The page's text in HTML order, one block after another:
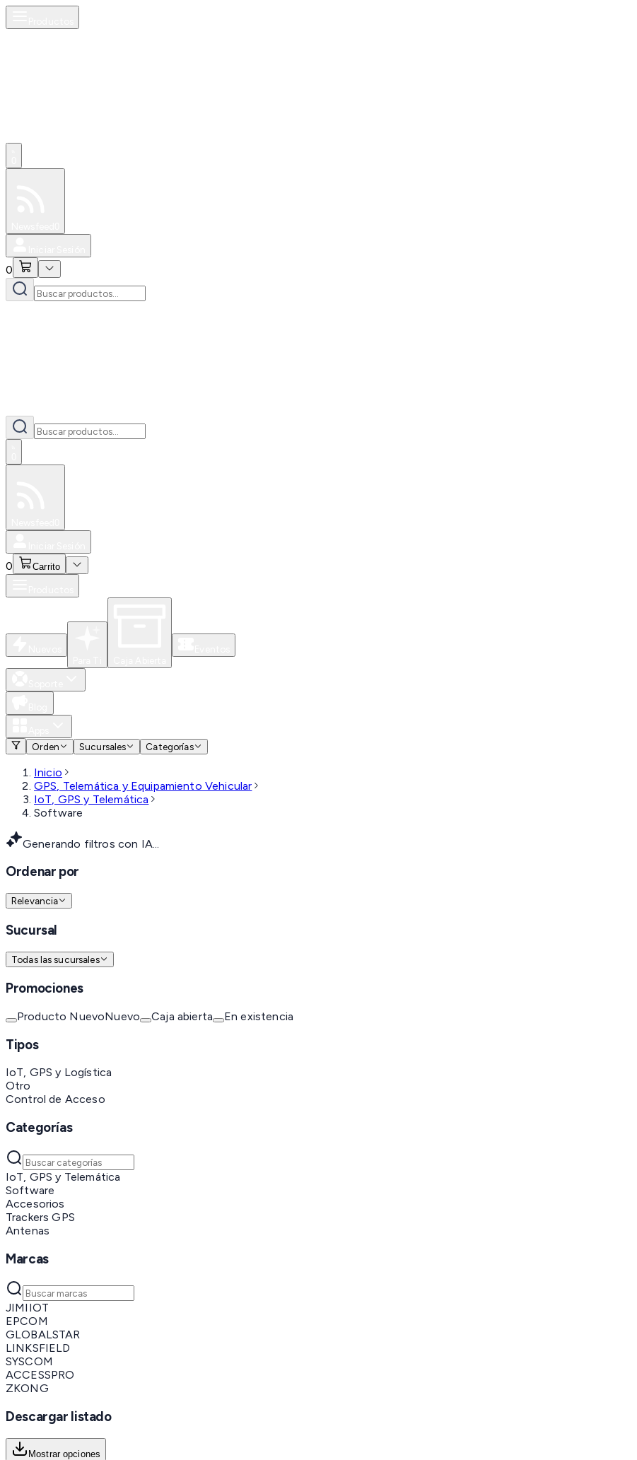
0
0 Carrito
Orden
Sucursales Categorías
Inicio
GPS, Telemática y Equipamiento Vehicular
IoT, GPS y Telemática
Software
Generando filtros con IA...
Ordenar por
Relevancia
Sucursal
Todas las sucursales
Promociones
Producto NuevoNuevo Caja abierta En existencia
Tipos
IoT, GPS y Logística
Otro
Control de Acceso
Categorías
IoT, GPS y Telemática
Software
Accesorios
Trackers GPS
Antenas
Marcas
JIMIIOT
EPCOM
GLOBALSTAR
LINKSFIELD
SYSCOM
ACCESSPRO
ZKONG
Descargar listado
Mostrar opciones